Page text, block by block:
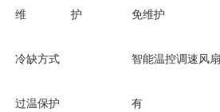
维 护 免维护
冷缺方式 智能温控调速风
过温保护 有